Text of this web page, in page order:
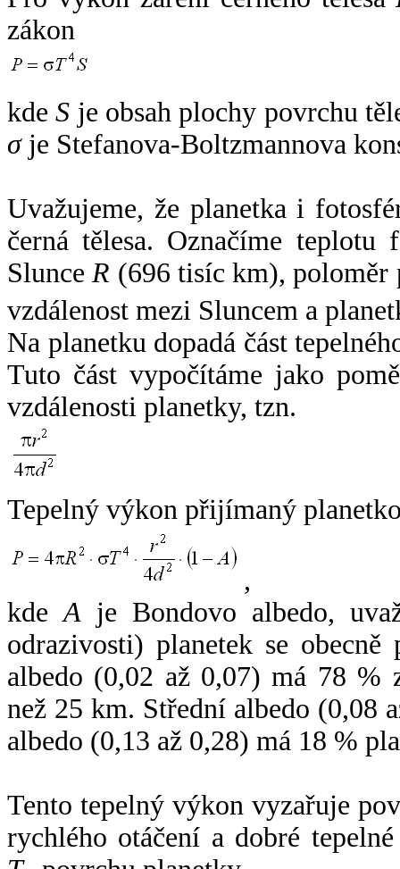
zákon
kdeS je obsah plochy povrchu
σje Stefanova-Boltzmannova
Uvažujeme, že planetka i
černá tělesa. Označíme
SlunceR (696 tisíc km),
vzdálenost mezi Sluncem a
Na planetku dopadá část
Tuto část vypočítáme jako
vzdálenosti planetky, tzn.
Tepelný výkon přijímaný
,
kdeA je Bondovo albedo,
odrazivosti) planetek se
albedo (0,02 až 0,07) má 78 %
než 25 km. Střední albedo (0,08
albedo (0,13 až 0,28) má 18 %
Tento tepelný výkon vyzařuje
rychlého otáčení a dobré